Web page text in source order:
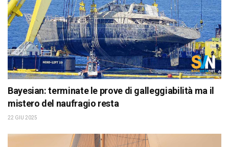
Bayesian: terminate le prove di galleggiabilità ma il
mistero del naufragio resta
22 GIU 2025